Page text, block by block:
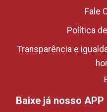
Fale
Política
Transparência e
Baixe já nosso APP